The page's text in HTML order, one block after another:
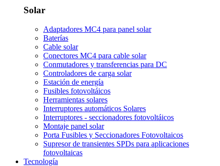
Solar
Adaptadores MC4 para panel solar
Baterías
Cable solar
Conectores MC4 para cable solar
Conmutadores y transferencias para DC
Controladores de carga solar
Estación de energía
Fusibles fotovoltáicos
Herramientas solares
Interruptores automáticos Solares
Interruptores - seccionadores fotovoltáicos
Montaje panel solar
Porta Fusibles y Seccionadores Fotovoltaicos
Supresor de transientes SPDs para aplicaciones
fotovoltaicas
Tecnología